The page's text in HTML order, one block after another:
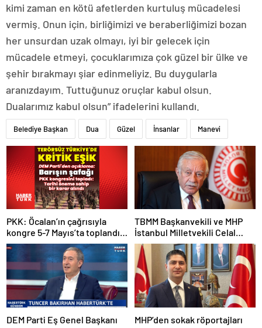
kimi zaman en kötü afetlerden kurtuluş mücadelesi
vermiş. Onun için, birliğimizi ve beraberliğimizi bozan
her unsurdan uzak olmayı, iyi bir gelecek için
mücadele etmeyi, çocuklarımıza çok güzel bir ülke ve
şehir bırakmayı şiar edinmeliyiz. Bu duygularla
aranızdayım. Tuttuğunuz oruçlar kabul olsun.
Dualarımız kabul olsun” ifadelerini kullandı.
Belediye Başkan Dua Güzel İnsanlar Manevi
PKK: Öcalan’ın çağrısıyla
kongre 5-7 Mayıs’ta toplandı!
Tarihi bir karar alındı!
TBMM Başkanvekili ve MHP
İstanbul Milletvekili Celal
Adan: Kan ve kin devri
kapanmıştır
DEM Parti Eş Genel Başkanı
MHP’den sokak röportajları